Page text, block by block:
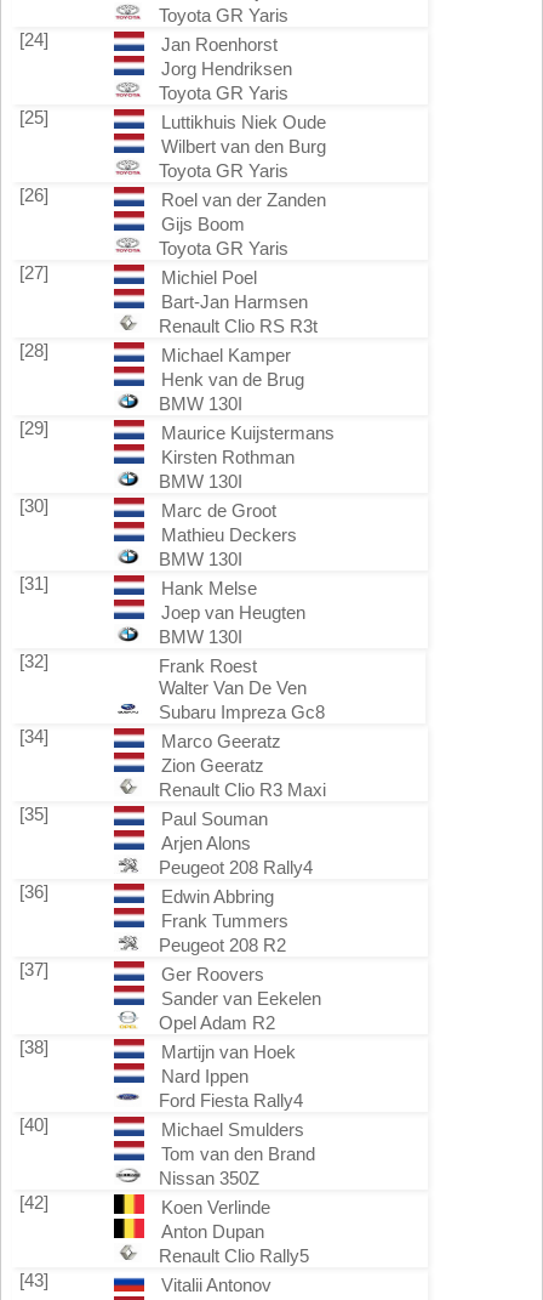
Toyota GR Yaris
[24]
Jan Roenhorst
Jorg Hendriksen
Toyota GR Yaris
[25]
Luttikhuis Niek Oude
Wilbert van den Burg
Toyota GR Yaris
[26]
Roel van der Zanden
Gijs Boom
Toyota GR Yaris
[27]
Michiel Poel
Bart-Jan Harmsen
Renault Clio RS R3t
[28]
Michael Kamper
Henk van de Brug
BMW 130I
[29]
Maurice Kuijstermans
Kirsten Rothman
BMW 130I
[30]
Marc de Groot
Mathieu Deckers
BMW 130I
[31]
Hank Melse
Joep van Heugten
BMW 130I
[32]
Frank Roest
Walter Van De Ven
Subaru Impreza Gc8
[34]
Marco Geeratz
Zion Geeratz
Renault Clio R3 Maxi
[35]
Paul Souman
Arjen Alons
Peugeot 208 Rally4
[36]
Edwin Abbring
Frank Tummers
Peugeot 208 R2
[37]
Ger Roovers
Sander van Eekelen
Opel Adam R2
[38]
Martijn van Hoek
Nard Ippen
Ford Fiesta Rally4
[40]
Michael Smulders
Tom van den Brand
Nissan 350Z
[42]
Koen Verlinde
Anton Dupan
Renault Clio Rally5
[43]
Vitalii Antonov